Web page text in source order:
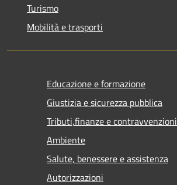
Turismo
Mobilità e trasporti
Educazione e formazione
Giustizia e sicurezza pubblica
Tributi,finanze e contravvenzioni
Ambiente
Salute, benessere e assistenza
Autorizzazioni